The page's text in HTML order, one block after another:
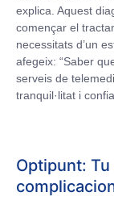
explica. Aquest
començar el
necessitats d’un
afegeix: “Saber
serveis de
tranquil·litat i
Optipunt: